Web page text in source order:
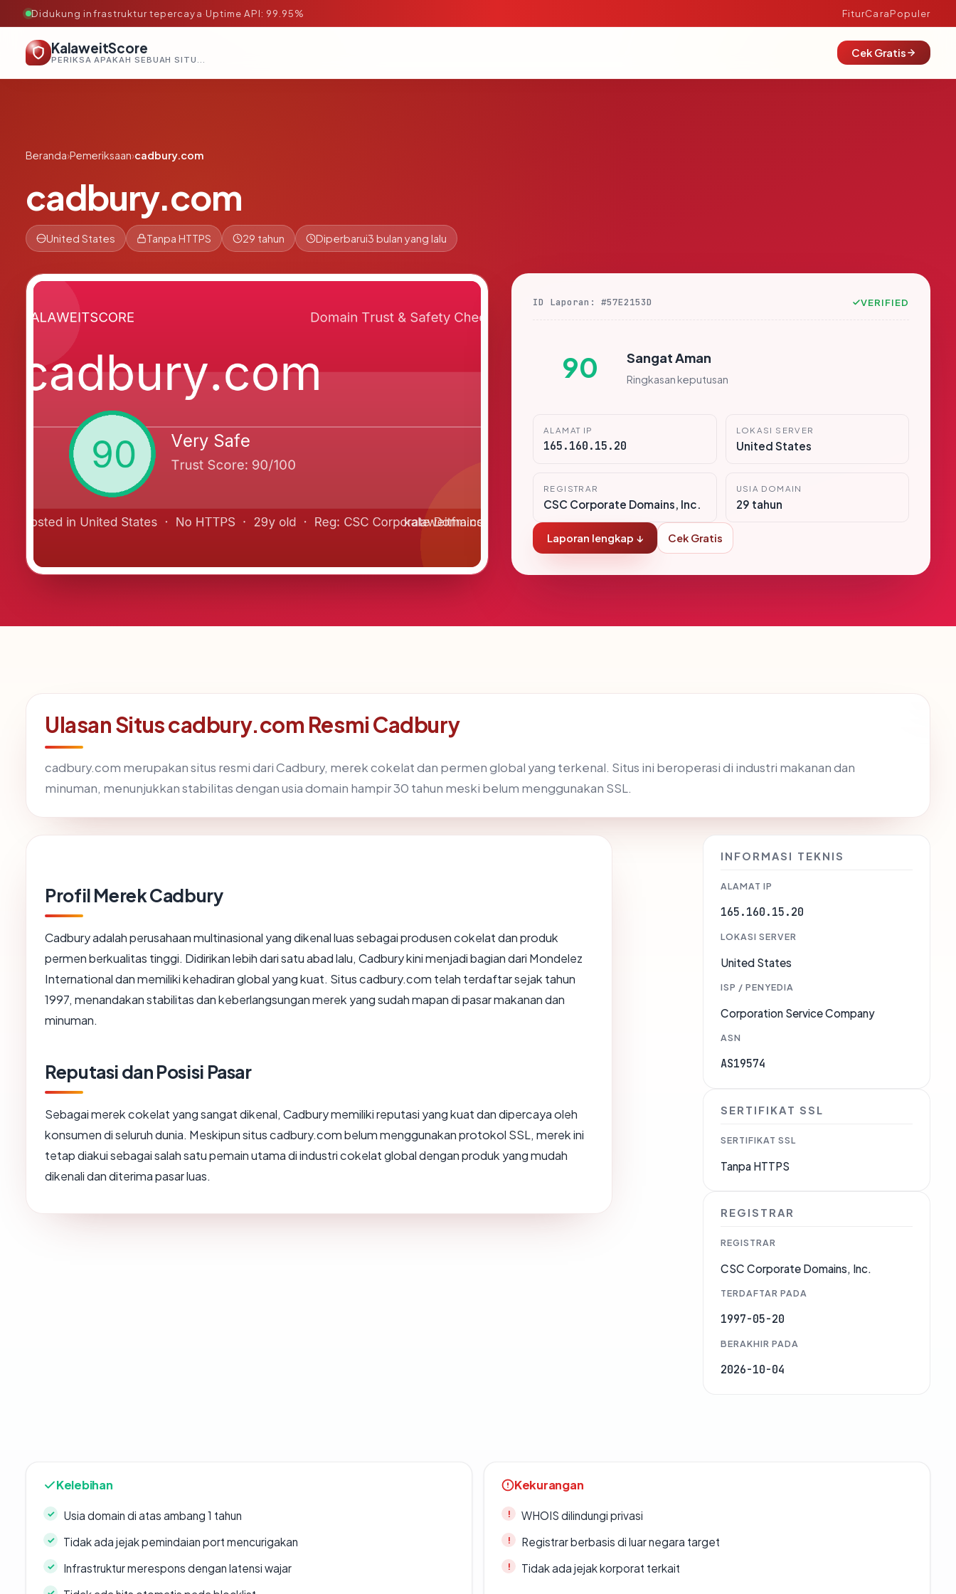
Didukung infrastruktur tepercaya·Uptime API: 99.95% FiturCaraPopuler
KalaweitScore
PERIKSA APAKAH SEBUAH SITUS AMAN, TEPERCAYA, DAN TERVERIFIKASI DALAM HITUNGAN DETIK.
Cek Gratis
Beranda›Pemeriksaan›cadbury.com
cadbury.com
United States Tanpa HTTPS 29 tahun Diperbarui3 bulan yang lalu
ID Laporan: #57E2153D VERIFIED
90 Sangat Aman
Ringkasan keputusan
ALAMAT IP
165.160.15.20
LOKASI SERVER
United States
REGISTRAR
CSC Corporate Domains, Inc.
USIA DOMAIN
29 tahun
Laporan lengkap ↓ Cek Gratis
Ulasan Situs cadbury.com Resmi Cadbury
cadbury.com merupakan situs resmi dari Cadbury, merek cokelat dan permen global yang terkenal. Situs ini beroperasi di industri makanan dan
minuman, menunjukkan stabilitas dengan usia domain hampir 30 tahun meski belum menggunakan SSL.
Profil Merek Cadbury
Cadbury adalah perusahaan multinasional yang dikenal luas sebagai produsen cokelat dan produk
permen berkualitas tinggi. Didirikan lebih dari satu abad lalu, Cadbury kini menjadi bagian dari Mondelez
International dan memiliki kehadiran global yang kuat. Situs cadbury.com telah terdaftar sejak tahun
1997, menandakan stabilitas dan keberlangsungan merek yang sudah mapan di pasar makanan dan
minuman.
Reputasi dan Posisi Pasar
Sebagai merek cokelat yang sangat dikenal, Cadbury memiliki reputasi yang kuat dan dipercaya oleh
konsumen di seluruh dunia. Meskipun situs cadbury.com belum menggunakan protokol SSL, merek ini
tetap diakui sebagai salah satu pemain utama di industri cokelat global dengan produk yang mudah
dikenali dan diterima pasar luas.
INFORMASI TEKNIS
ALAMAT IP
165.160.15.20
LOKASI SERVER
United States
ISP / PENYEDIA
Corporation Service Company
ASN
AS19574
SERTIFIKAT SSL
SERTIFIKAT SSL
Tanpa HTTPS
REGISTRAR
REGISTRAR
CSC Corporate Domains, Inc.
TERDAFTAR PADA
1997-05-20
BERAKHIR PADA
2026-10-04
Kelebihan
Usia domain di atas ambang 1 tahun
Tidak ada jejak pemindaian port mencurigakan
Infrastruktur merespons dengan latensi wajar
Kekurangan
WHOIS dilindungi privasi
Registrar berbasis di luar negara target
Tidak ada jejak korporat terkait